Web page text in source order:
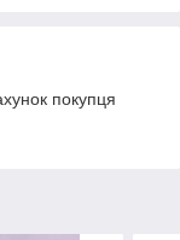
покупця